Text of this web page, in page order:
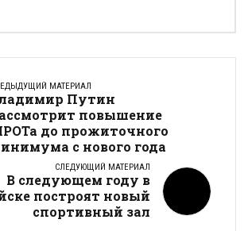
МАТЕРИАЛ
Путин
повышение
до прожиточного
с нового года
СЛЕДУЮЩИЙ МАТЕРИАЛ
В следующем году в
построят новый
спортивный зал